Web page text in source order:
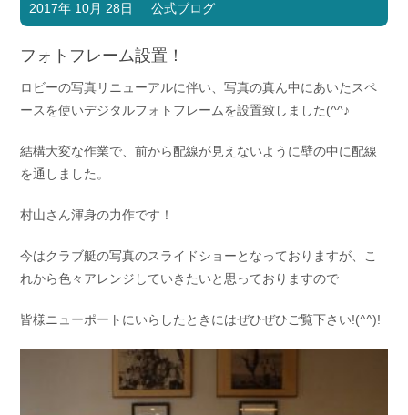
マリンライフを堪能したい！
ボート免許
長年の実績と信頼！
店舗情報 公式ブログ
お問い合わせ
Contact us
会社概要
採用情報
2017年 10月 28日 公式ブログ
フォトフレーム設置！
ロビーの写真リニューアルに伴い、写真の真ん中にあいたスペ
ースを使いデジタルフォトフレームを設置致しました(^^♪
結構大変な作業で、前から配線が見えないように壁の中に配線
を通しました。
村山さん渾身の力作です！
今はクラブ艇の写真のスライドショーとなっておりますが、こ
れから色々アレンジしていきたいと思っておりますので
皆様ニューポートにいらしたときにはぜひぜひご覧下さい!(^^)!